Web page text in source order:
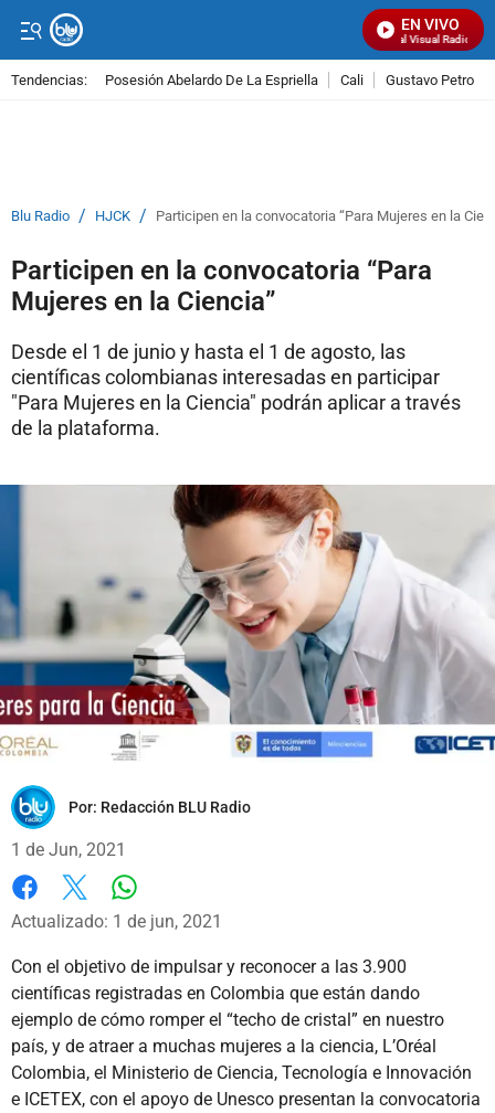
EN VIVO
Señal Visual Radio
Tendencias: Posesión Abelardo De La Espriella Cali Gustavo Petro
Blu Radio / HJCK / Participen en la convocatoria “Para Mujeres en la
Participen en la convocatoria “Para
Mujeres en la Ciencia”
Desde el 1 de junio y hasta el 1 de agosto, las
científicas colombianas interesadas en participar
"Para Mujeres en la Ciencia" podrán aplicar a través
de la plataforma.
Por: Redacción BLU Radio
1 de Jun, 2021
Facebook
X
Actualizado: 1 de jun, 2021
Con el objetivo de impulsar y reconocer a las 3.900
científicas registradas en Colombia que están dando
ejemplo de cómo romper el “techo de cristal” en nuestro
país, y de atraer a muchas mujeres a la ciencia, L’Oréal
Colombia, el Ministerio de Ciencia, Tecnología e Innovación
e ICETEX, con el apoyo de Unesco presentan la convocatoria